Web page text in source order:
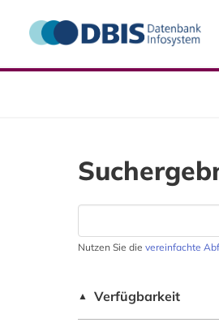
Nutzen Sie die vereinfachte
▲ Verfügbarkeit